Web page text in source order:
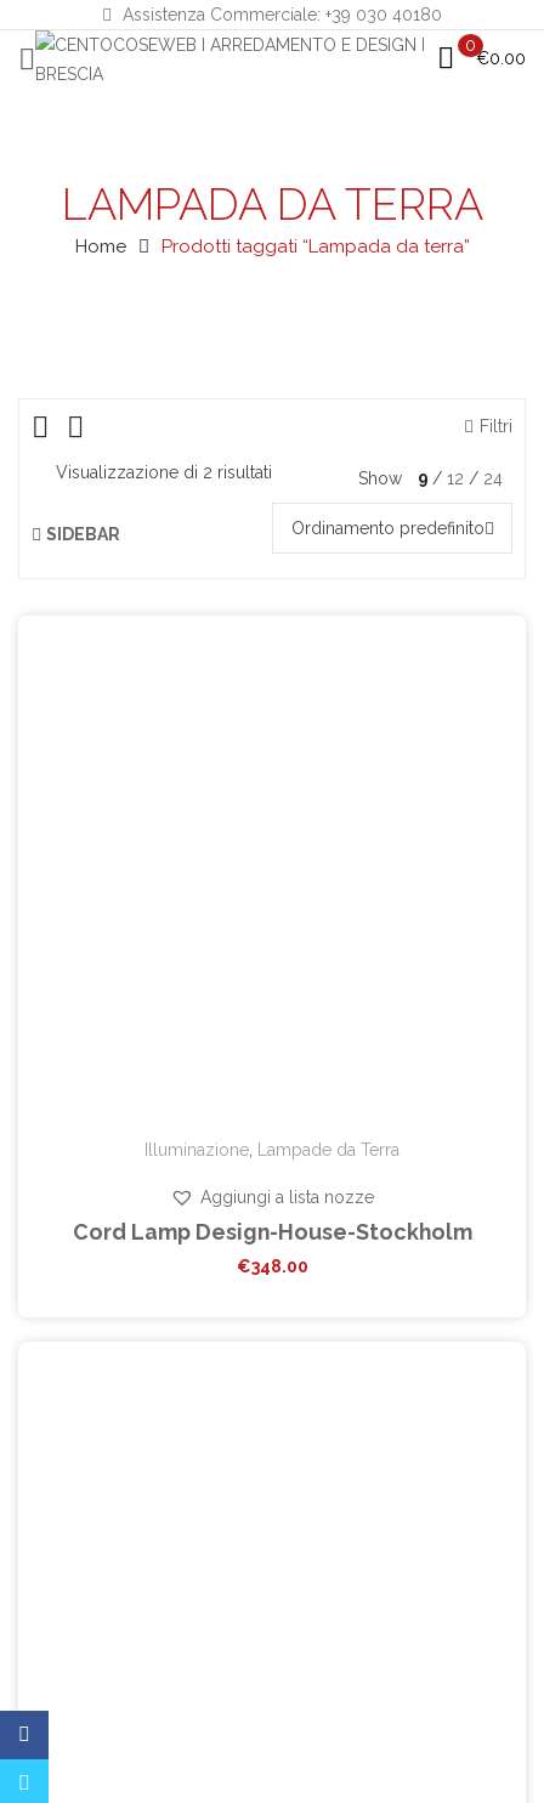
Assistenza Commerciale: +39 030 40180
0
€0.00
LAMPADA DA TERRA
Home Prodotti taggati “Lampada da terra”
Filtri
Visualizzazione di 2 risultati Show 9 12 24
SIDEBAR Ordinamento predefinito
Illuminazione Lampade da Terra
Aggiungi a lista nozze
Cord Lamp Design-House-Stockholm
€348.00